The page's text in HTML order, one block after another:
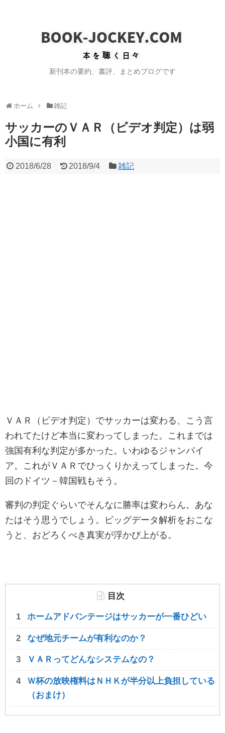
新刊本の要約、書評、まとめブログです
ホーム 雑記
サッカーのＶＡＲ（ビデオ判定）は弱
小国に有利
2018/6/28 2018/9/4 雑記
ＶＡＲ（ビデオ判定）でサッカーは変わる、こう言
われてたけど本当に変わってしまった。これまでは
強国有利な判定が多かった。いわゆるジャンパイ
ア。これがＶＡＲでひっくりかえってしまった。今
回のドイツ－韓国戦もそう。
審判の判定ぐらいでそんなに勝率は変わらん。あな
たはそう思うでしょう。ビッグデータ解析をおこな
うと、おどろくべき真実が浮かび上がる。
目次
ホームアドバンテージはサッカーが一番ひどい
なぜ地元チームが有利なのか？
ＶＡＲってどんなシステムなの？
Ｗ杯の放映権料はＮＨＫが半分以上負担している
（おまけ）